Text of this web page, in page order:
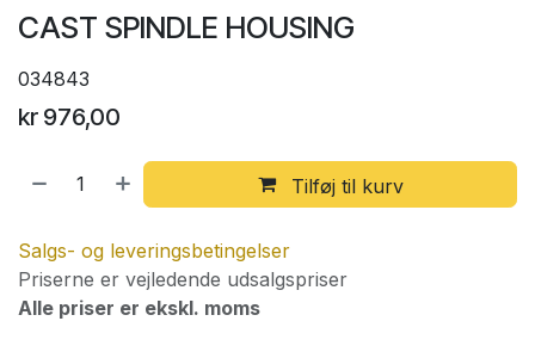
CAST SPINDLE HOUSING
034843
kr 976,00
Tilføj til kurv
Salgs- og leveringsbetingelser
Priserne er vejledende udsalgspriser
Alle priser er ekskl. moms